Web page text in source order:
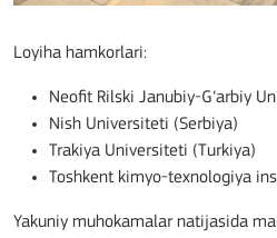
Loyiha hamkorlari:
Neofit Rilski Janubiy-G‘arbiy
Nish Universiteti (Serbiya)
Trakiya Universiteti (Turkiya)
Toshkent kimyo-texnologiya
Yakuniy muhokamalar natijasida